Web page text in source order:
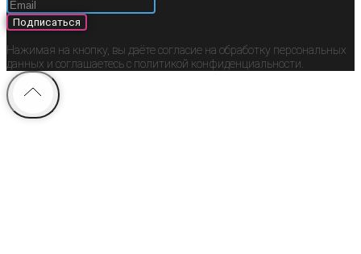
Подписаться
Нажимая на кнопку, вы даёте согласие на обработку персональных
данных и соглашаетесь c политикой конфиденциальности.